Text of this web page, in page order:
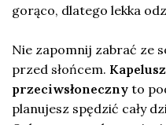
gorąco, dlatego lekka
Nie zapomnij zabrać ze
przed słońcem. Kapelusz
przeciwsłoneczny to
planujesz spędzić cały